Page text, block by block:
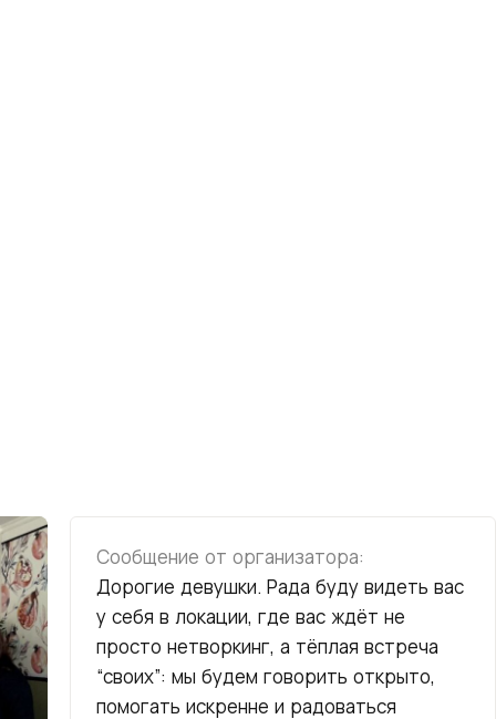
Дорогие девушки. Рада буду видеть вас
у себя в локации, где вас ждёт не
просто нетворкинг, а тёплая встреча
“своих”: мы будем говорить открыто,
помогать искренне и радоваться
Сообщение от организатора: